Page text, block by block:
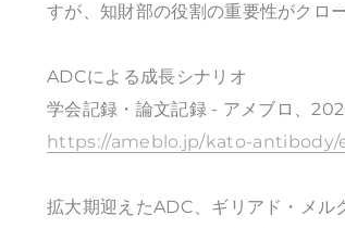
すが、知財部の役割の重要性がクロ
ADCによる成長シナリオ
学会記録・論文記録 - アメブロ、
https://ameblo.jp/kato-
拡大期迎えたADC、ギリアド・メル